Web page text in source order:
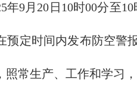
年9月20日10时00分至
预定时间内发布防空警
常生产、工作和学习，